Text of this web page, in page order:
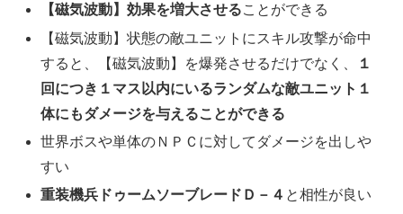
【磁気波動】効果を増大させることができる
【磁気波動】状態の敵ユニットにスキル攻撃が命中
すると、【磁気波動】を爆発させるだけでなく、
１
回につき１マス以内にいるランダムな敵ユニット１
体にもダメージを与えることができる
世界ボスや単体のＮＰＣに対してダメージを出しや
すい
重装機兵ドゥームソーブレードＤ－４ と相性が良い